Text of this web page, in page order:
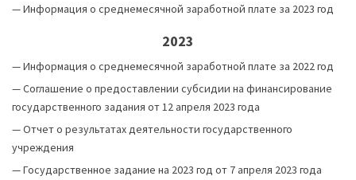
—Информация о среднемесячной заработной плате за 2023 год
2023
—Информация о среднемесячной заработной плате за 2022 год
—Соглашение о предоставлении субсидии на финансирование
государственного задания от 12 апреля 2023 года
—Отчет о результатах деятельности государственного
учреждения
—Государственное задание на 2023 год от 7 апреля 2023 года